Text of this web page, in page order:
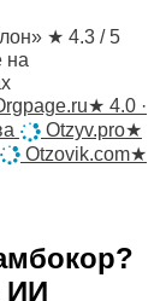
★ 4.3 / 5
на
★ 4.0 ·
Otzyv.pro★
Otzovik.com★
?
ИИ